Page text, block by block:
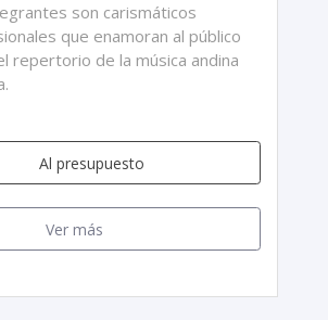
son carismáticos
que enamoran al público
repertorio de la música andina
Al presupuesto
Ver más